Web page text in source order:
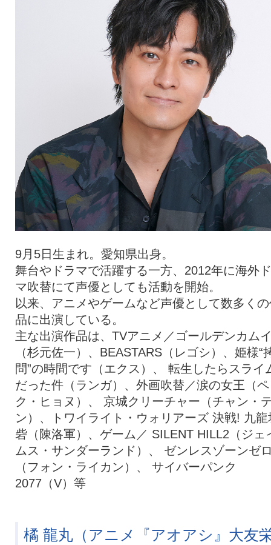
9月5日生まれ。愛知県出身。
舞台やドラマで活躍する一方、2012年に海外
マ吹替にて声優としても活動を開始。
以来、アニメやゲームなど声優として数多く
品に出演している。
主な出演作品は、TVアニメ／ゴールデンカム
（杉元佐一）、BEASTARS（レゴシ）、姫様“
問”の時間です（エクス）、 転生したらスライ
だった件（ランガ）、外画吹替／涙の女王（ペ
ク・ヒョヌ）、 京城クリーチャー（チャン・
ン）、トワイライト・ウォリアーズ 決戦! 九龍
砦（陳洛軍）、ゲーム／ SILENT HILL2（ジェ
ムス・サンダーランド）、 ゼンレスゾーンゼ
（フォン・ライカン）、 サイバーパンク
2077（V）等
橘 龍丸（アニメ『アオアシ』大友